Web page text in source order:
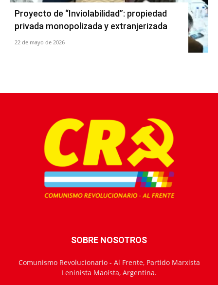
Proyecto de “Inviolabilidad”: propiedad
privada monopolizada y extranjerizada
22 de mayo de 2026
SOBRE NOSOTROS
Comunismo Revolucionario - Al Frente, Partido Marxista
Leninista Maoísta, Argentina.